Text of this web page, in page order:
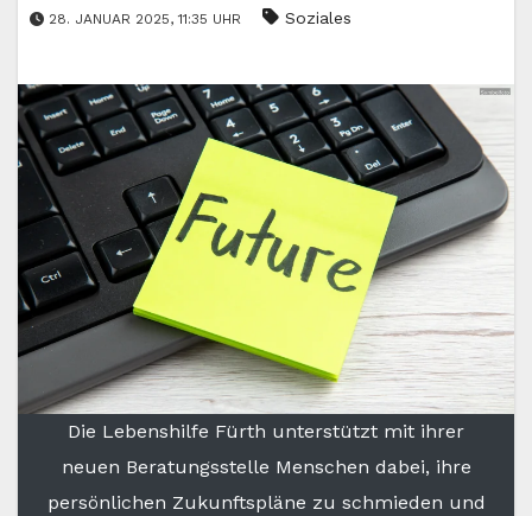
28. JANUAR 2025, 11:35 UHR Soziales
Die Lebenshilfe Fürth unterstützt mit ihrer
neuen Beratungsstelle Menschen dabei, ihre
persönlichen Zukunftspläne zu schmieden und